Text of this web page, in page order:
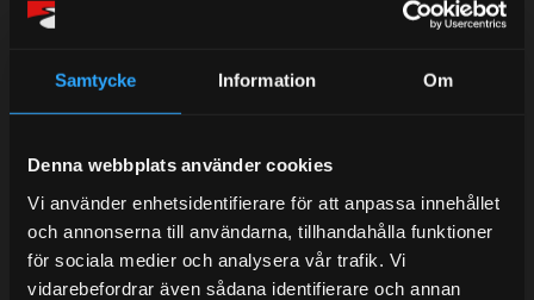
Samtycke Information Om
Denna webbplats använder cookies
Vi använder enhetsidentifierare för att anpassa innehållet
och annonserna till användarna, tillhandahålla funktioner
för sociala medier och analysera vår trafik. Vi
vidarebefordrar även sådana identifierare och annan
Telefonsupport:
Tel: 031- 51 66 60
E-post: info@streetperformance.se